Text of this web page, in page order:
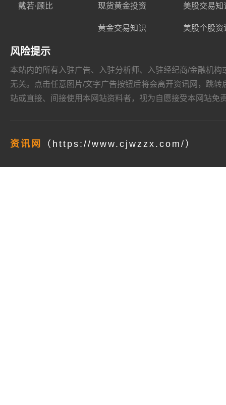
戴若·顾比 现货黄金投资
黄金交易知识
美股交易知
美股个股资
风险提示
本站内的所有入驻广告、入驻分析师、入驻经纪商/金融机
无关。点击任意图片/文字广告按钮后将会离开资讯网，跳
站或直接、间接使用本网站资料者，视为自愿接受本网站免
资讯网 （https://www.cjwzzx.com/）